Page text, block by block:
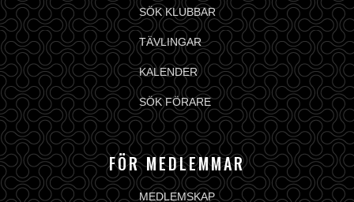
SÖK KLUBBAR
TÄVLINGAR
KALENDER
SÖK FÖRARE
FÖR MEDLEMMAR
MEDLEMSKAP